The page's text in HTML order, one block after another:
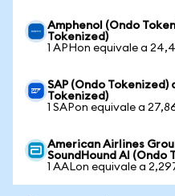
Amphenol (Ondo
Tokenized)
1 APHon equivale a
SAP (Ondo Tokenized)
Tokenized)
1 SAPon equivale a
American Airlines
SoundHound AI (Ondo
1 AALon equivale a